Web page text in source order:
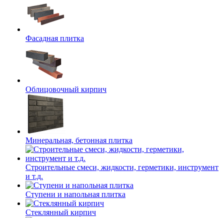
Фасадная плитка
Облицовочный кирпич
Минеральная, бетонная плитка
Строительные смеси, жидкости, герметики, инструмент
и т.д.
Ступени и напольная плитка
Cтеклянный кирпич